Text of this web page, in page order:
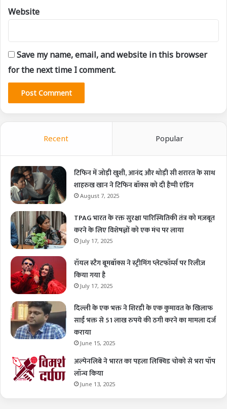
Website
Save my name, email, and website in this browser
for the next time I comment.
Recent Popular
टिफिन में जोड़ी खुशी, आनंद और थोड़ी सी शरारत के साथ
शाहरुख खान ने टिफिन बॉक्स को दी हैप्पी एंडिंग
August 7, 2025
TPAG भारत के रक्त सुरक्षा पारिस्थितिकी तंत्र को मज़बूत
करने के लिए विशेषज्ञों को एक मंच पर लाया
July 17, 2025
रॉयल स्टैग बूमबॉक्स ने स्ट्रीमिंग प्लेटफॉर्म्स पर रिलीज़
किया गया है
July 17, 2025
दिल्ली के एक भक्त ने शिरडी के एक कुमावत के खिलाफ
साईं भक्त से 51 लाख रुपये की ठगी करने का मामला दर्ज
कराया
June 15, 2025
अल्पेनलिबे ने भारत का पहला लिक्विड चोको से भरा पॉप
लॉन्च किया
June 13, 2025